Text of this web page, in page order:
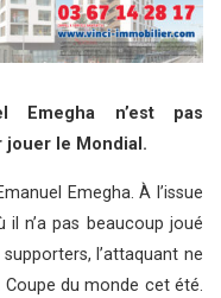
Emegha n’est pas
jouer le Mondial.
Emegha. À l’issue
il n’a pas beaucoup joué
l’attaquant ne
Coupe du monde cet été.